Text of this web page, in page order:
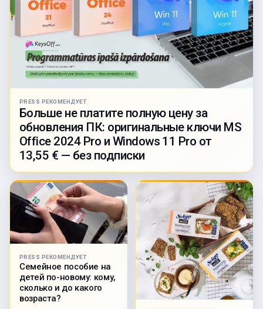
PRESS РЕКОМЕНДУЕТ
Больше не платите полную цену за
обновления ПК: оригинальные ключи MS
Office 2024 Pro и Windows 11 Pro от
13,55 € — без подписки
PRESS РЕКОМЕНДУЕТ
Семейное пособие на
детей по-новому: кому,
сколько и до какого
возраста?